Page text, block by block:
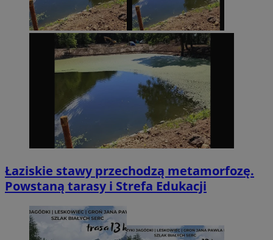
Łaziskie stawy przechodzą metamorfozę.
Powstaną tarasy i Strefa Edukacji